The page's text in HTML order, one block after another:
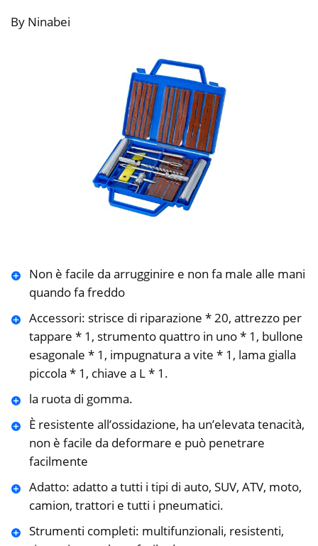
By Ninabei
Non è facile da arrugginire e non fa male alle mani
quando fa freddo
Accessori: strisce di riparazione * 20, attrezzo per
tappare * 1, strumento quattro in uno * 1, bullone
esagonale * 1, impugnatura a vite * 1, lama gialla
piccola * 1, chiave a L * 1.
la ruota di gomma.
È resistente all’ossidazione, ha un’elevata tenacità,
non è facile da deformare e può penetrare
facilmente
Adatto: adatto a tutti i tipi di auto, SUV, ATV, moto,
camion, trattori e tutti i pneumatici.
Strumenti completi: multifunzionali, resistenti,